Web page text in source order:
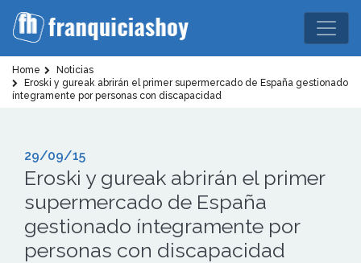
Home
Noticias
Eroski y gureak abrirán el primer supermercado de España gestionado
íntegramente por personas con discapacidad
29/09/15
Eroski y gureak abrirán el primer
supermercado de España
gestionado íntegramente por
personas con discapacidad